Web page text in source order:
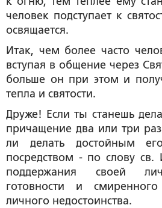
человек подступает к
освящается.
Итак, чем более часто
вступая в общение через
больше он при этом и
тепла и святости.
Друже! Если ты станешь
причащение два или три
ли делать достойным
посредством - по слову св.
поддержания своей
готовности и
личного недостоинства.